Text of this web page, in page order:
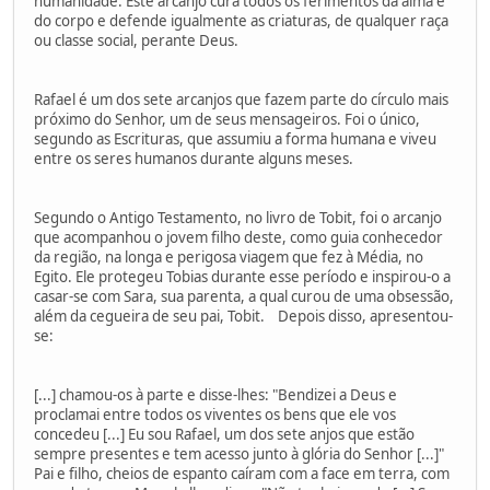
do corpo e defende igualmente as criaturas, de qualquer raça
ou classe social, perante Deus.
Rafael é um dos sete arcanjos que fazem parte do círculo mais
próximo do Senhor, um de seus mensageiros. Foi o único,
segundo as Escrituras, que assumiu a forma humana e viveu
entre os seres humanos durante alguns meses.
Segundo o Antigo Testamento, no livro de Tobit, foi o arcanjo
que acompanhou o jovem filho deste, como guia conhecedor
da região, na longa e perigosa viagem que fez à Média, no
Egito. Ele protegeu Tobias durante esse período e inspirou-o a
casar-se com Sara, sua parenta, a qual curou de uma obsessão,
além da cegueira de seu pai, Tobit. Depois disso, apresentou-
se:
[...] chamou-os à parte e disse-lhes: "Bendizei a Deus e
proclamai entre todos os viventes os bens que ele vos
concedeu [...] Eu sou Rafael, um dos sete anjos que estão
sempre presentes e tem acesso junto à glória do Senhor [...]"
Pai e filho, cheios de espanto caíram com a face em terra, com